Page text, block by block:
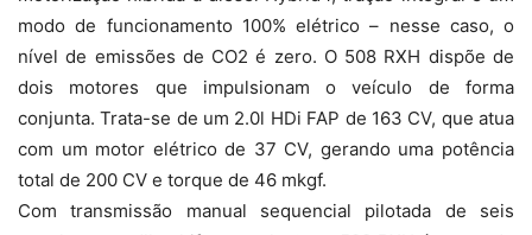
modo de funcionamento 100% elétrico – nesse caso, o
nível de emissões de CO2 é zero. O 508 RXH dispõe de
dois motores que impulsionam o veículo de forma
conjunta. Trata-se de um 2.0l HDi FAP de 163 CV, que atua
com um motor elétrico de 37 CV, gerando uma potência
total de 200 CV e torque de 46 mkgf.
Com transmissão manual sequencial pilotada de seis